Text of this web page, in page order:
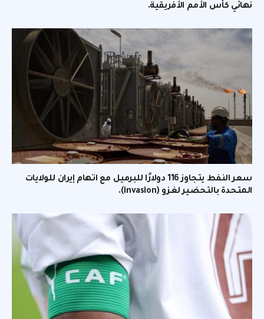
نهائي كأس الأمم الأفريقية.
سعر النفط يتجاوز 116 دولارًا للبرميل مع اتهام إيران للولايات
المتحدة بالتحضير لغزو (invasion).